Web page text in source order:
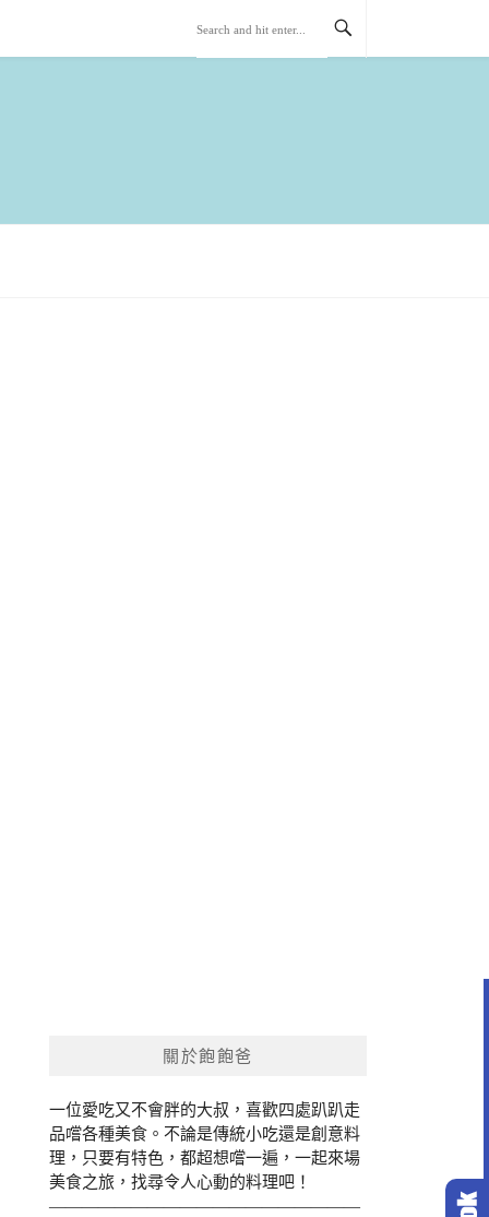
關於飽飽爸
一位愛吃又不會胖的大叔，喜歡四處趴趴走
品嚐各種美食。不論是傳統小吃還是創意料
理，只要有特色，都超想嚐一遍，一起來場
美食之旅，找尋令人心動的料理吧！
———————————————————